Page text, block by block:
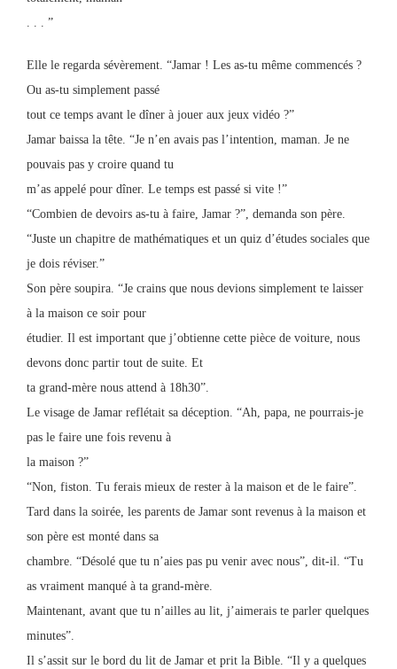
. . . ”
Elle le regarda sévèrement. “Jamar ! Les as-tu même commencés ?
Ou as-tu simplement passé
tout ce temps avant le dîner à jouer aux jeux vidéo ?”
Jamar baissa la tête. “Je n’en avais pas l’intention, maman. Je ne
pouvais pas y croire quand tu
m’as appelé pour dîner. Le temps est passé si vite !”
“Combien de devoirs as-tu à faire, Jamar ?”, demanda son père.
“Juste un chapitre de mathématiques et un quiz d’études sociales que
je dois réviser.”
Son père soupira. “Je crains que nous devions simplement te laisser
à la maison ce soir pour
étudier. Il est important que j’obtienne cette pièce de voiture, nous
devons donc partir tout de suite. Et
ta grand-mère nous attend à 18h30”.
Le visage de Jamar reflétait sa déception. “Ah, papa, ne pourrais-je
pas le faire une fois revenu à
la maison ?”
“Non, fiston. Tu ferais mieux de rester à la maison et de le faire”.
Tard dans la soirée, les parents de Jamar sont revenus à la maison et
son père est monté dans sa
chambre. “Désolé que tu n’aies pas pu venir avec nous”, dit-il. “Tu
as vraiment manqué à ta grand-mère.
Maintenant, avant que tu n’ailles au lit, j’aimerais te parler quelques
minutes”.
Il s’assit sur le bord du lit de Jamar et prit la Bible. “Il y a quelques